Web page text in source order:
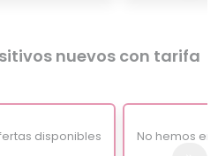
nuevos con tarifa
disponibles No hemos